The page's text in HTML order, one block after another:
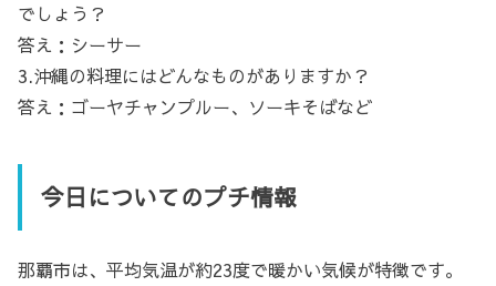
でしょう？
答え：シーサー
3.沖縄の料理にはどんなものがありますか？
答え：ゴーヤチャンプルー、ソーキそばなど
今日についてのプチ情報
那覇市は、平均気温が約23度で暖かい気候が特徴です。